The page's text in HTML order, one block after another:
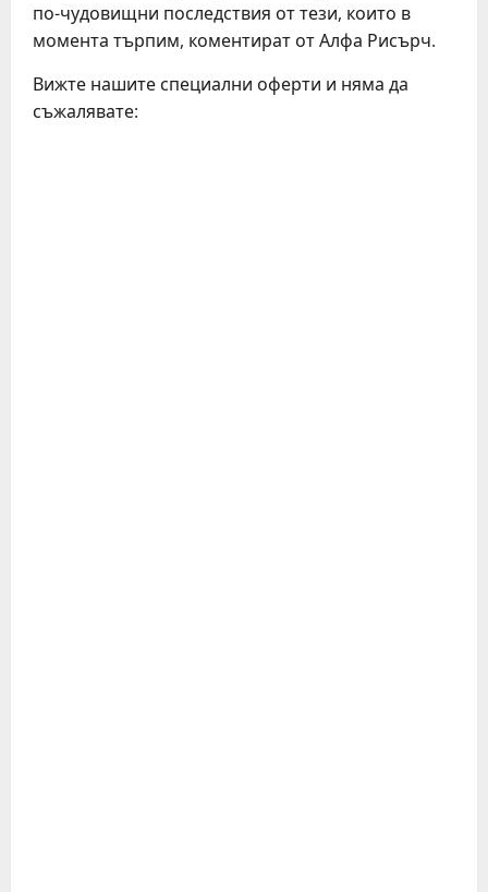
по-чудовищни последствия от тези, които в
момента търпим, коментират от Алфа Рисърч.
Вижте нашите специални оферти и няма да
съжалявате: